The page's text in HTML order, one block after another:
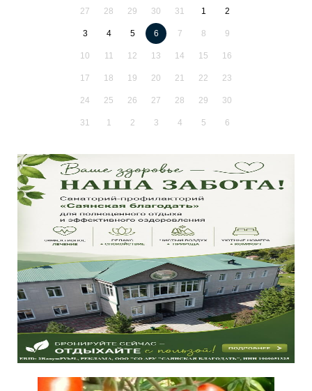
27 28 29 30 31 1 2
3 4 5 6 7 8 9
10 11 12 13 14 15 16
17 18 19 20 21 22 23
24 25 26 27 28 29 30
31 1 2 3 4 5 6